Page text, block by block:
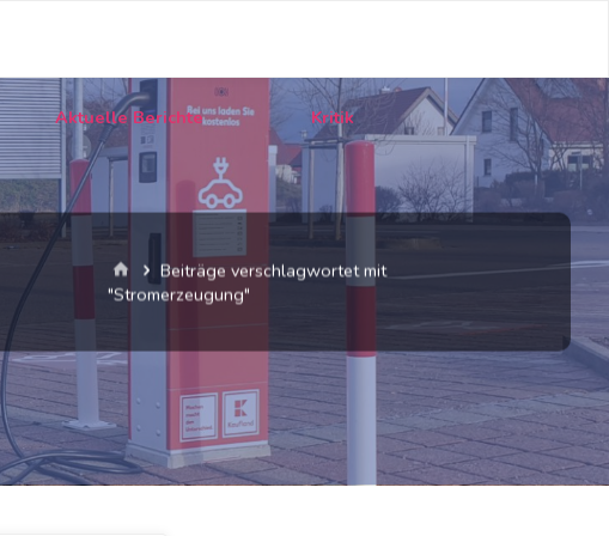
Aktuelle Berichte Kritik
StartBeiträge verschlagwortet mit
"Stromerzeugung"